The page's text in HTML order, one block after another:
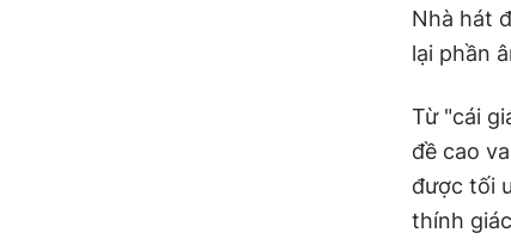
Nhà hát
lại phần
Từ "cái
đề cao
được tối
thính